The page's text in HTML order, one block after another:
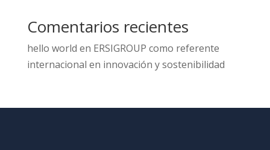
Comentarios recientes
hello world en ERSIGROUP como referente
internacional en innovación y sostenibilidad